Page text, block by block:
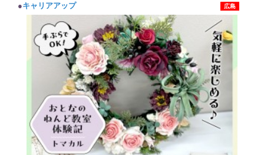
●キャリアアップ 広島